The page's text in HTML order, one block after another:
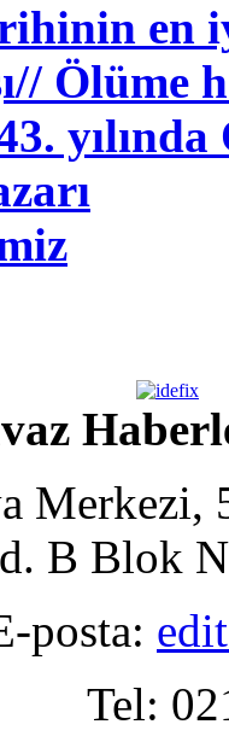
en
Ölüme
Merkezi,
B Blok
posta:
Tel: